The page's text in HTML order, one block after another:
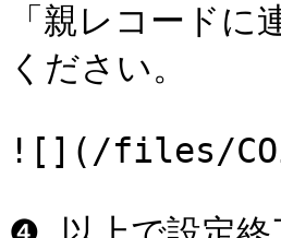
「親レコード
ください。
![](/files/